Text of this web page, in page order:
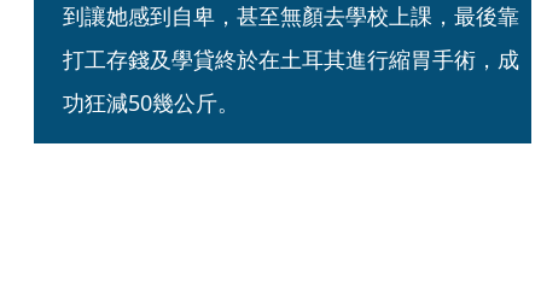
到讓她感到自卑，甚至無顏去學校上課，最後靠
打工存錢及學貸終於在土耳其進行縮胃手術，成
功狂減50幾公斤。